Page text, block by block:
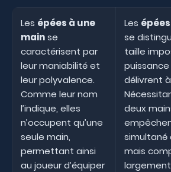
Les épées à une
mainse
caractérisent par
leur maniabilité et
leur polyvalence.
Comme leur nom
l’indique, elles
n’occupent qu’une
seule main,
permettant ainsi
au joueur d’équiper
Les
se
taille
puissance
délivrent
deux
simultané
mais